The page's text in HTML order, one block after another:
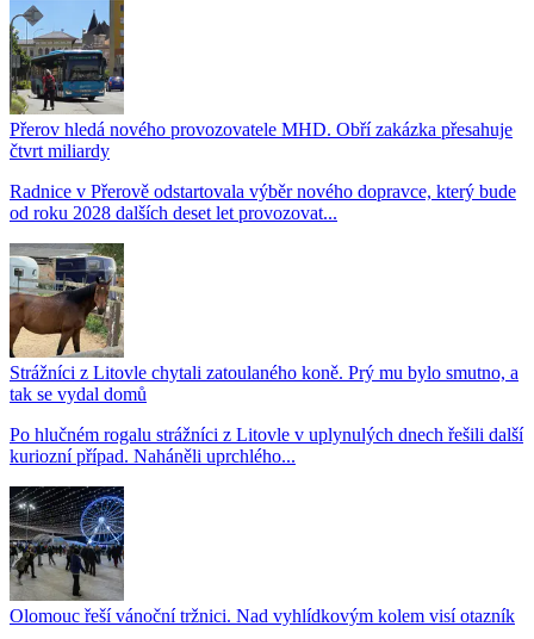
Přerov hledá nového provozovatele MHD. Obří zakázka přesahuje
čtvrt miliardy
Radnice v Přerově odstartovala výběr nového dopravce, který bude
od roku 2028 dalších deset let provozovat...
Strážníci z Litovle chytali zatoulaného koně. Prý mu bylo smutno, a
tak se vydal domů
Po hlučném rogalu strážníci z Litovle v uplynulých dnech řešili další
kuriozní případ. Naháněli uprchlého...
Olomouc řeší vánoční tržnici. Nad vyhlídkovým kolem visí otazník